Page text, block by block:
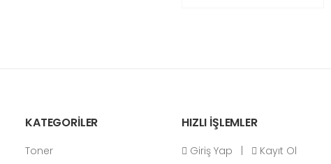
KATEGORİLER
Toner
HIZLI İŞLEMLER
Giriş Yap
Kayıt Ol